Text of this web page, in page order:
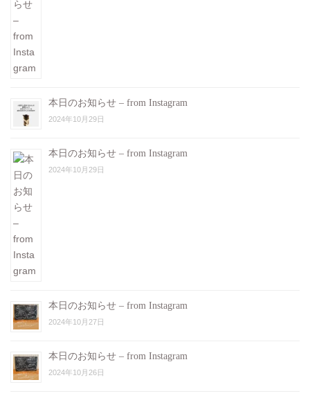
本日のお知らせ – from Instagram
2024年10月29日
本日のお知らせ – from Instagram
2024年10月29日
本日のお知らせ – from Instagram
2024年10月27日
本日のお知らせ – from Instagram
2024年10月26日